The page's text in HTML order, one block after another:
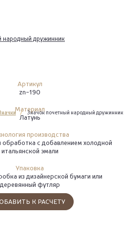
Значок почетный народный дружинник
Артикул
zn-190
Материал
Латунь
производства
обработка с добавлением холодной
итальянской эмали
Упаковка
из дизайнерской бумаги или
деревянный футляр
К РАСЧЕТУ